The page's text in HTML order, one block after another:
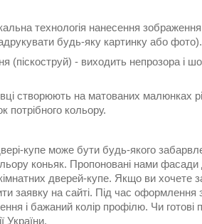
технологія нанесення зображення
будь-яку картинку або фото).
- виходить непрозора і
створюють на матованих малюнках
потрібного кольору.
купе може бути будь-якого
коньяк. Пропоновані нами
дверей-купе. Якщо ви хочете
заявку на сайті. Під час оформлення
і бажаний колір профілю. Чи готові
України.